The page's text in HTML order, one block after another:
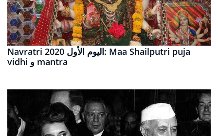
Navratri 2020 اليوم الأول: Maa Shailputri puja
vidhi و mantra